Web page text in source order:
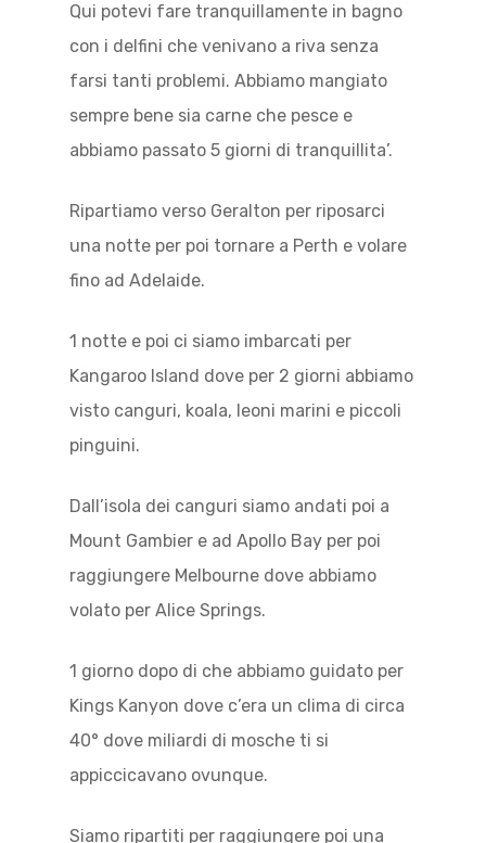
Qui potevi fare tranquillamente in bagno
con i delfini che venivano a riva senza
farsi tanti problemi. Abbiamo mangiato
sempre bene sia carne che pesce e
abbiamo passato 5 giorni di tranquillita’.
Ripartiamo verso Geralton per riposarci
una notte per poi tornare a Perth e volare
fino ad Adelaide.
1 notte e poi ci siamo imbarcati per
Kangaroo Island dove per 2 giorni abbiamo
visto canguri, koala, leoni marini e piccoli
pinguini.
Dall’isola dei canguri siamo andati poi a
Mount Gambier e ad Apollo Bay per poi
raggiungere Melbourne dove abbiamo
volato per Alice Springs.
1 giorno dopo di che abbiamo guidato per
Kings Kanyon dove c’era un clima di circa
40° dove miliardi di mosche ti si
appiccicavano ovunque.
Siamo ripartiti per raggiungere poi una